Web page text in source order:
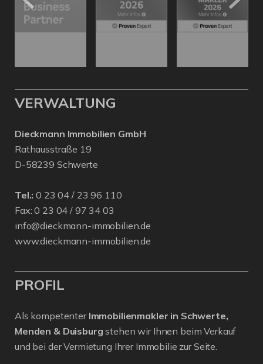
VERWALTUNG
Dieckmann Immobilien GmbH
Rathausstraße 19
D-58239 Schwerte
Tel.: 0 23 04 / 23 96 110
Fax: 0 23 04 / 97 34 03
info@dieckmann-immobilien.de
www.dieckmann-immobilien.de
PROFIL
Als kompetenter Immobilienmakler in Schwerte,
Menden & Duisburg stehen wir Ihnen beim Verkauf
und bei der Vermietung Ihrer Immobilie zur Seite.